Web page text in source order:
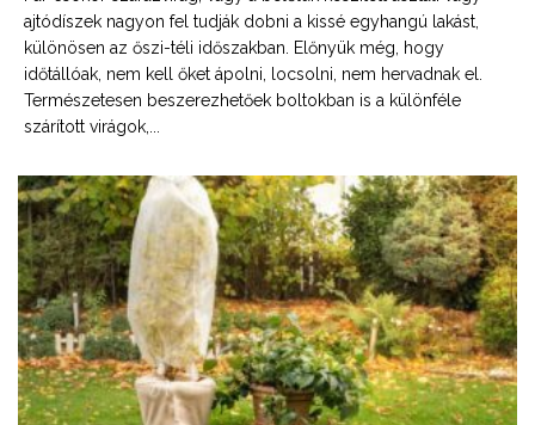
ajtódíszek nagyon fel tudják dobni a kissé egyhangú lakást,
különösen az őszi-téli időszakban. Előnyük még, hogy
időtállóak, nem kell őket ápolni, locsolni, nem hervadnak el.
Természetesen beszerezhetőek boltokban is a különféle
szárított virágok,...